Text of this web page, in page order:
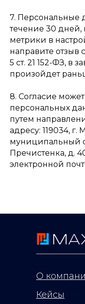
7. Персональные
течение 30 дней,
метрики в
направите отзыв
5 ст. 21 152-ФЗ, в
произойдет
8. Согласие
персональных
путем
адресу: 119034, г.
муниципальный
Пречистенка, д.
электронной
О
Кейсы